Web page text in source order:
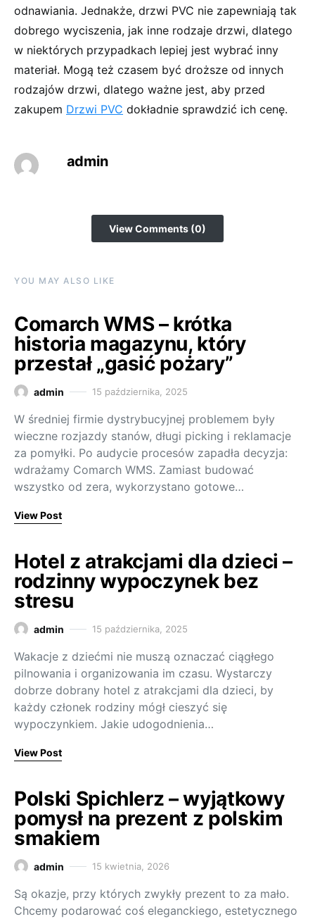
odnawiania. Jednakże, drzwi PVC nie zapewniają tak
dobrego wyciszenia, jak inne rodzaje drzwi, dlatego
w niektórych przypadkach lepiej jest wybrać inny
materiał. Mogą też czasem być droższe od innych
rodzajów drzwi, dlatego ważne jest, aby przed
zakupem Drzwi PVC dokładnie sprawdzić ich cenę.
admin
View Comments (0)
YOU MAY ALSO LIKE
Comarch WMS – krótka
historia magazynu, który
przestał „gasić pożary”
admin 15 października, 2025
W średniej firmie dystrybucyjnej problemem były
wieczne rozjazdy stanów, długi picking i reklamacje
za pomyłki. Po audycie procesów zapadła decyzja:
wdrażamy Comarch WMS. Zamiast budować
wszystko od zera, wykorzystano gotowe…
View Post
Hotel z atrakcjami dla dzieci –
rodzinny wypoczynek bez
stresu
admin 15 października, 2025
Wakacje z dziećmi nie muszą oznaczać ciągłego
pilnowania i organizowania im czasu. Wystarczy
dobrze dobrany hotel z atrakcjami dla dzieci, by
każdy członek rodziny mógł cieszyć się
wypoczynkiem. Jakie udogodnienia…
View Post
Polski Spichlerz – wyjątkowy
pomysł na prezent z polskim
smakiem
admin 15 kwietnia, 2026
Są okazje, przy których zwykły prezent to za mało.
Chcemy podarować coś eleganckiego, estetycznego